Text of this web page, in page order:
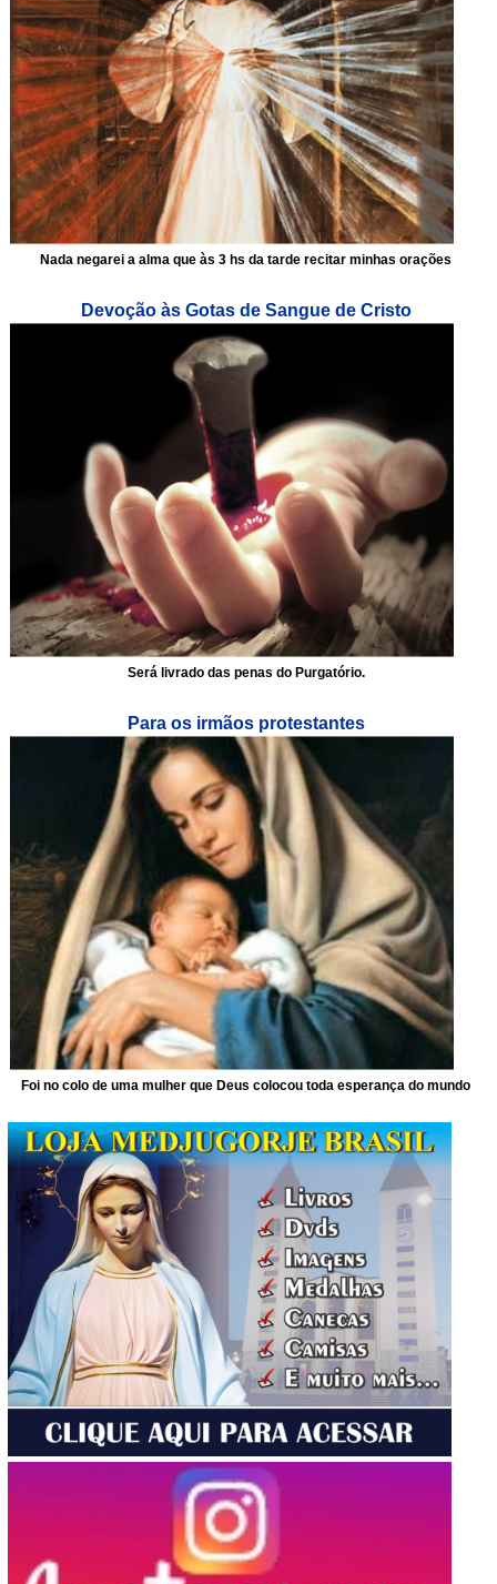
Nada negarei a alma que às 3 hs da tarde recitar minhas orações
Devoção às Gotas de Sangue de Cristo
Será livrado das penas do Purgatório.
Para os irmãos protestantes
Foi no colo de uma mulher que Deus colocou toda esperança do mundo